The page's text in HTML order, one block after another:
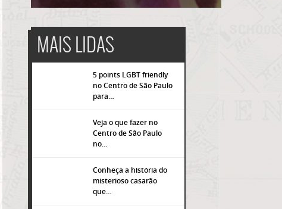
MAIS LIDAS
5 points LGBT friendly
no Centro de São Paulo
para…
Veja o que fazer no
Centro de São Paulo
no…
Conheça a história do
misterioso casarão
que…